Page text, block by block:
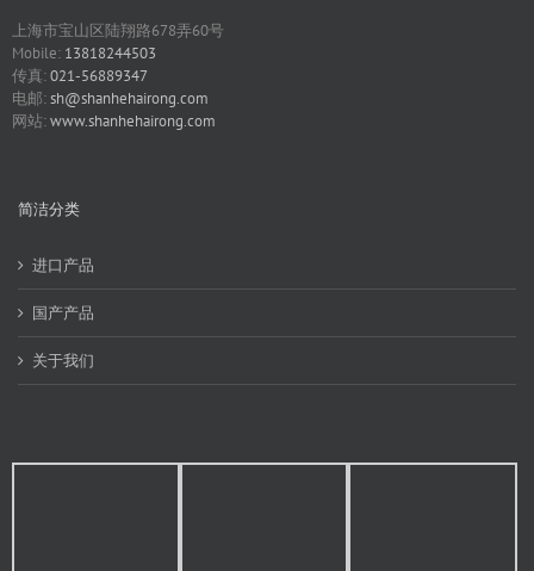
上海市宝山区陆翔路678弄60号
Mobile: 13818244503
传真:021-56889347
电邮:sh@shanhehairong.com
网站:www.shanhehairong.com
简洁分类
进口产品
国产产品
关于我们